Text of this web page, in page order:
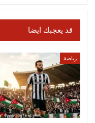
قد يعجبك ايضا
رياضة